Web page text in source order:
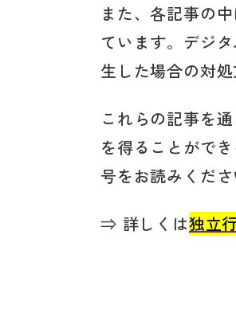
また、各記事の
ています。デジ
生した場合の対
これらの記事を
を得ることがで
号をお読みくださ
⇒ 詳しくは独立